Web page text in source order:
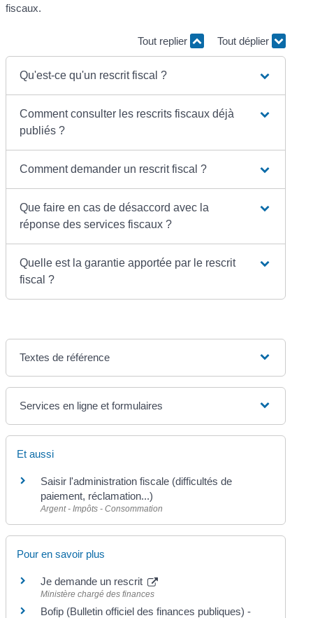
fiscaux.
Tout replier Tout déplier
Qu'est-ce qu'un rescrit fiscal ?
Comment consulter les rescrits fiscaux déjà
publiés ?
Comment demander un rescrit fiscal ?
Que faire en cas de désaccord avec la
réponse des services fiscaux ?
Quelle est la garantie apportée par le rescrit
fiscal ?
Textes de référence
Services en ligne et formulaires
Et aussi
Saisir l'administration fiscale (difficultés de
paiement, réclamation...)
Argent - Impôts - Consommation
Pour en savoir plus
Je demande un rescrit
Ministère chargé des finances
Bofip (Bulletin officiel des finances publiques) -